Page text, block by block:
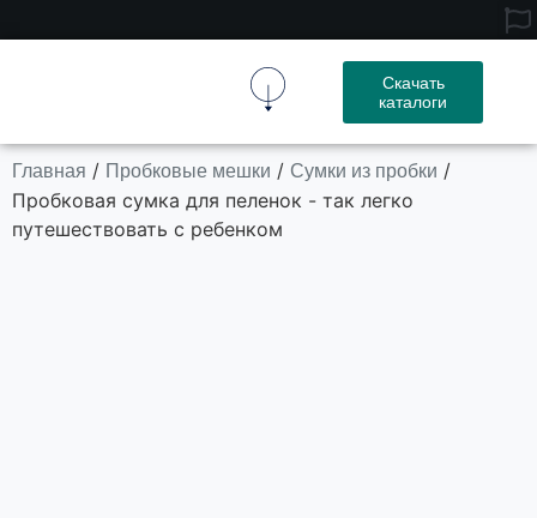
Скачать
каталоги
Главная / Пробковые мешки / Сумки из пробки /
Пробковая сумка для пеленок - так легко
путешествовать с ребенком